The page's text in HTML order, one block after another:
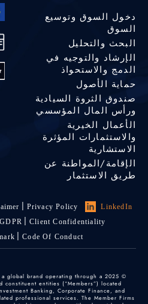
دخول السوق وتوسيع
السوق
البحث والتحليل
الإرشاد والتوجيه في
الدمج والاستحواذ
حماية الأصول
صندوق الثروة السيادية
ورأس المال المؤسسي
الأعمال الخيرية
والاستثمارات المؤثرة
الاستشارية
الإقامة/المواطنة عن
طريق الاستثمار
LinkedIn
Privacy Policy
Client Confidentiality
GDPR
Code Of Conduct
is a global brand operating through a
entities (“Members”) located
Banking, Corporate Finance, and
professional services. The Member Firms